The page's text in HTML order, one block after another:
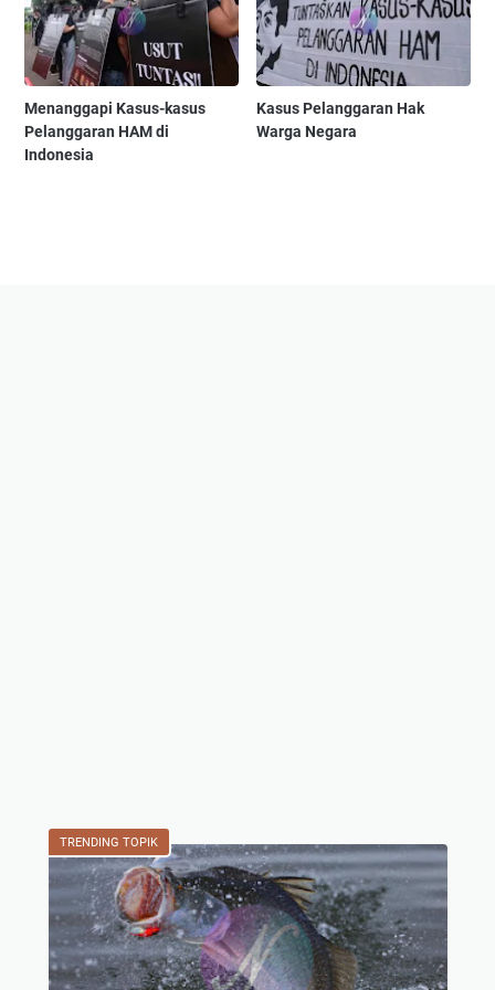
Menanggapi Kasus-kasus
Pelanggaran HAM di
Indonesia
Kasus Pelanggaran Hak
Warga Negara
TRENDING TOPIK